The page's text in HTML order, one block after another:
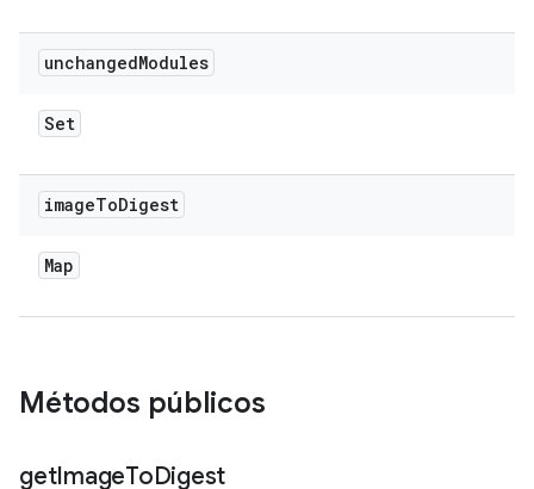
unchangedModules
Set
imageToDigest
Map
Métodos públicos
getImageToDigest